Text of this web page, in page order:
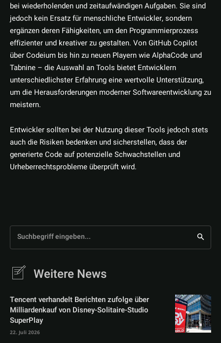
bei wiederholenden und zeitaufwändigen Aufgaben. Sie sind
jedoch kein Ersatz für menschliche Entwickler, sondern
ergänzen deren Fähigkeiten, um den Programmierprozess
effizienter und kreativer zu gestalten. Von GitHub Copilot
über Codeium bis hin zu neuen Playern wie AlphaCode und
Tabnine – die Auswahl an Tools bietet Entwicklern
unterschiedlichster Erfahrung eine wertvolle Unterstützung,
um die Herausforderungen moderner Softwareentwicklung zu
meistern.
Entwickler sollten bei der Nutzung dieser Tools jedoch stets
auch die Risiken bedenken und sicherstellen, dass der
generierte Code auf potenzielle Schwachstellen und
Urheberrechtsprobleme überprüft wird.
Suchbegriff eingeben...
Weitere News
Tencent verhandelt Berichten zufolge über
Milliardenkauf von Disney-Solitaire-Studio
SuperPlay
22. Juli 2026